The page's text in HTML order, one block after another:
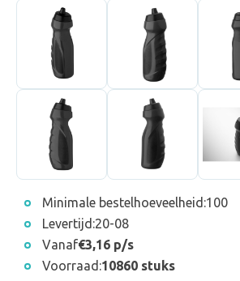
Minimale bestelhoeveelheid:100
Levertijd:20-08
Vanaf€3,16 p/s
Voorraad:10860 stuks